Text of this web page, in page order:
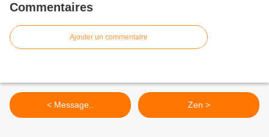
Commentaires
Ajouter un commentaire
< Message.. Zen >